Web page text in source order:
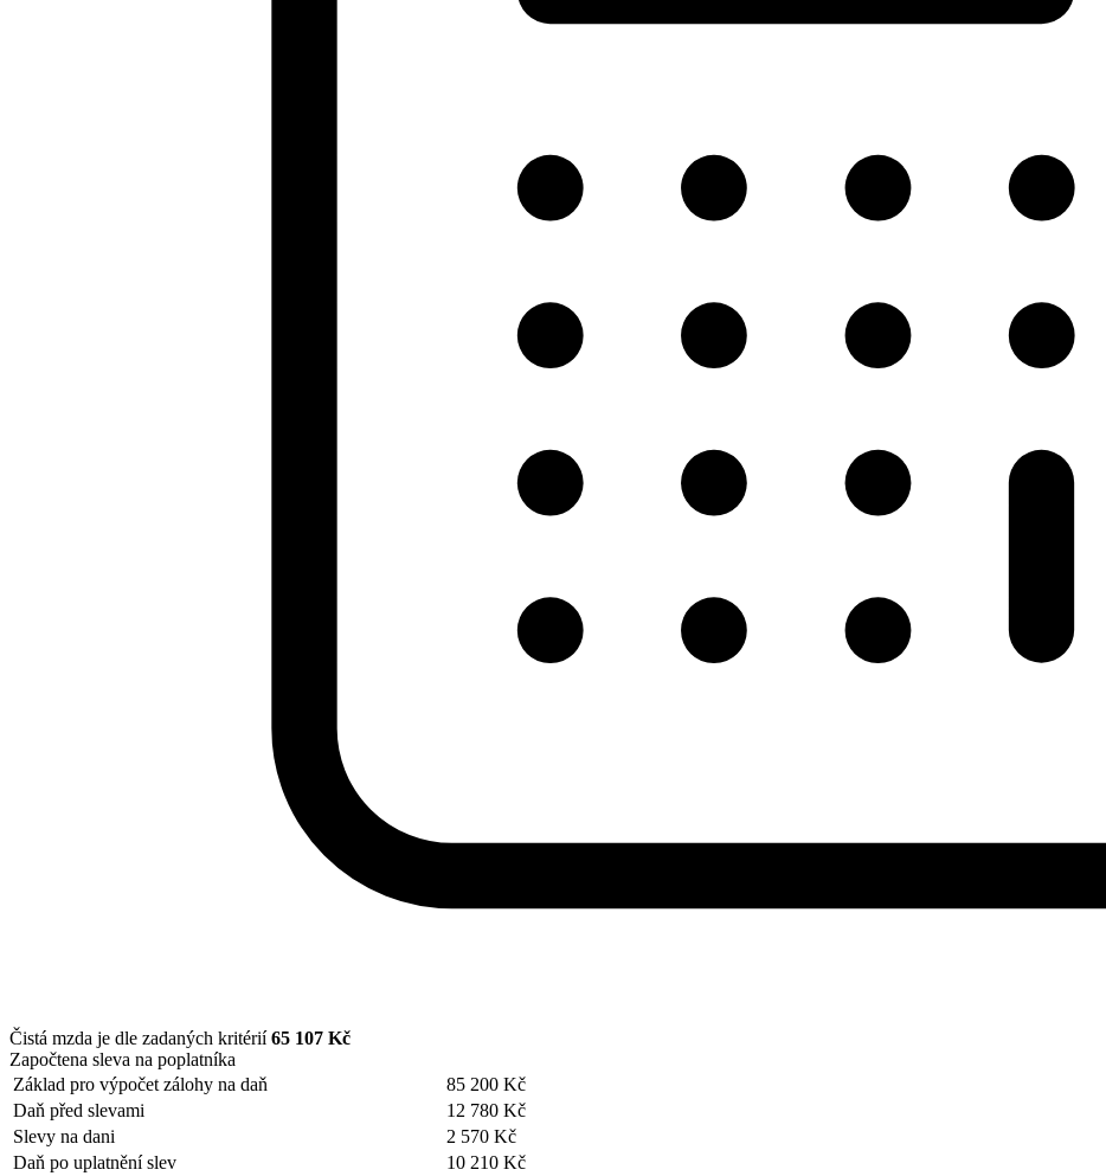
Čistá mzda je dle zadaných kritérií65 107 Kč
Započtena sleva na poplatníka
Základ pro výpočet zálohy na daň
85 200 Kč
Daň před slevami
12 780 Kč
Slevy na dani
2 570 Kč
Daň po uplatnění slev
10 210 Kč